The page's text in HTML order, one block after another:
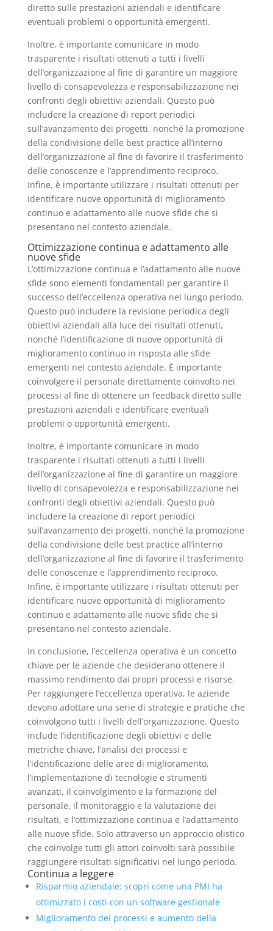
diretto sulle prestazioni aziendali e identificare
eventuali problemi o opportunità emergenti.
Inoltre, è importante comunicare in modo
trasparente i risultati ottenuti a tutti i livelli
dell’organizzazione al fine di garantire un maggiore
livello di consapevolezza e responsabilizzazione nei
confronti degli obiettivi aziendali. Questo può
includere la creazione di report periodici
sull’avanzamento dei progetti, nonché la promozione
della condivisione delle best practice all’interno
dell’organizzazione al fine di favorire il trasferimento
delle conoscenze e l’apprendimento reciproco.
Infine, è importante utilizzare i risultati ottenuti per
identificare nuove opportunità di miglioramento
continuo e adattamento alle nuove sfide che si
presentano nel contesto aziendale.
Ottimizzazione continua e adattamento alle
nuove sfide
L’ottimizzazione continua e l’adattamento alle nuove
sfide sono elementi fondamentali per garantire il
successo dell’eccellenza operativa nel lungo periodo.
Questo può includere la revisione periodica degli
obiettivi aziendali alla luce dei risultati ottenuti,
nonché l’identificazione di nuove opportunità di
miglioramento continuo in risposta alle sfide
emergenti nel contesto aziendale. È importante
coinvolgere il personale direttamente coinvolto nei
processi al fine di ottenere un feedback diretto sulle
prestazioni aziendali e identificare eventuali
problemi o opportunità emergenti.
Inoltre, è importante comunicare in modo
trasparente i risultati ottenuti a tutti i livelli
dell’organizzazione al fine di garantire un maggiore
livello di consapevolezza e responsabilizzazione nei
confronti degli obiettivi aziendali. Questo può
includere la creazione di report periodici
sull’avanzamento dei progetti, nonché la promozione
della condivisione delle best practice all’interno
dell’organizzazione al fine di favorire il trasferimento
delle conoscenze e l’apprendimento reciproco.
Infine, è importante utilizzare i risultati ottenuti per
identificare nuove opportunità di miglioramento
continuo e adattamento alle nuove sfide che si
presentano nel contesto aziendale.
In conclusione, l’eccellenza operativa è un concetto
chiave per le aziende che desiderano ottenere il
massimo rendimento dai propri processi e risorse.
Per raggiungere l’eccellenza operativa, le aziende
devono adottare una serie di strategie e pratiche che
coinvolgono tutti i livelli dell’organizzazione. Questo
include l’identificazione degli obiettivi e delle
metriche chiave, l’analisi dei processi e
l’identificazione delle aree di miglioramento,
l’implementazione di tecnologie e strumenti
avanzati, il coinvolgimento e la formazione del
personale, il monitoraggio e la valutazione dei
risultati, e l’ottimizzazione continua e l’adattamento
alle nuove sfide. Solo attraverso un approccio olistico
che coinvolge tutti gli attori coinvolti sarà possibile
raggiungere risultati significativi nel lungo periodo.
Continua a leggere
Risparmio aziendale: scopri come una PMI ha
ottimizzato i costi con un software gestionale
Miglioramento dei processi e aumento della